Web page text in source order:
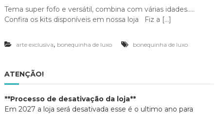
B
o
q
e
Tema super fofo e versátil, combina com várias idades…..
Confira os kits disponíveis em nossa loja Fiz a […]
arte exclusiva, bonequinha de luxo bonequinha de luxo
ATENÇÃO!
**Processo de desativação da loja**
Em 2027 a loja será desativada esse é o ultimo ano para